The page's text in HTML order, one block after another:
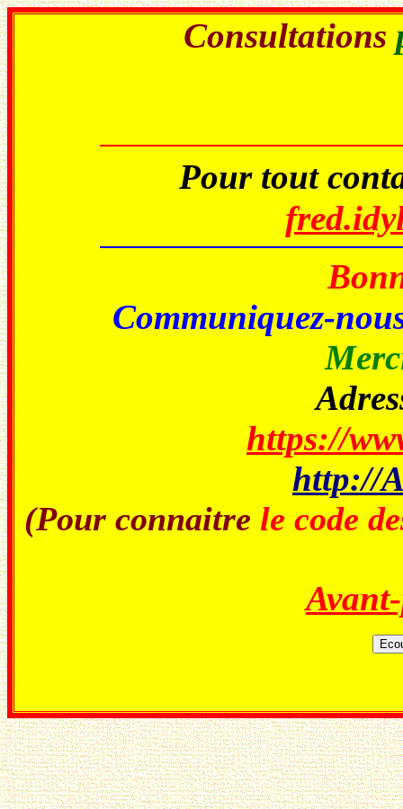
Consultations
Pour tout
Communiquez-
https://
http://
(Pour connaitre le code